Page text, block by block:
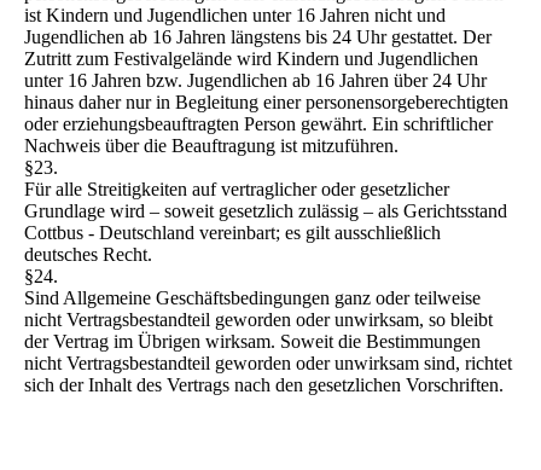
ist Kindern und Jugendlichen unter 16 Jahren nicht und
Jugendlichen ab 16 Jahren längstens bis 24 Uhr gestattet. Der
Zutritt zum Festivalgelände wird Kindern und Jugendlichen
unter 16 Jahren bzw. Jugendlichen ab 16 Jahren über 24 Uhr
hinaus daher nur in Begleitung einer personensorgeberechtigten
oder erziehungsbeauftragten Person gewährt. Ein schriftlicher
Nachweis über die Beauftragung ist mitzuführen.
§23.
Für alle Streitigkeiten auf vertraglicher oder gesetzlicher
Grundlage wird – soweit gesetzlich zulässig – als Gerichtsstand
Cottbus - Deutschland vereinbart; es gilt ausschließlich
deutsches Recht.
§24.
Sind Allgemeine Geschäftsbedingungen ganz oder teilweise
nicht Vertragsbestandteil geworden oder unwirksam, so bleibt
der Vertrag im Übrigen wirksam. Soweit die Bestimmungen
nicht Vertragsbestandteil geworden oder unwirksam sind, richtet
sich der Inhalt des Vertrags nach den gesetzlichen Vorschriften.